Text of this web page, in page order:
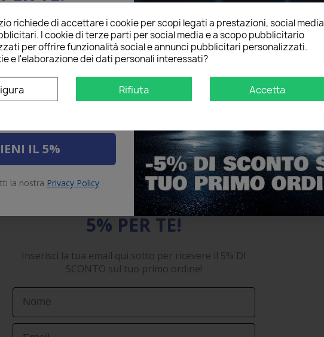
Risparmia sul primo ordine
5% PER TE!
Inserisci la tua email qui sotto per ricevere il 5% DI
SCONTO sul tuo primo ordine!
First Name
Email
richiede di accettare i cookie per scopi legati a prestazioni, social media
I cookie di terze parti per social media e a scopo pubblicitario
per offrire funzionalità social e annunci pubblicitari personalizzati.
e l'elaborazione dei dati personali interessati?
Rifiuta Accetta
qui sotto per ricevere il
sul tuo primo ordine!
IL 5%
la nostra Privacy Policy